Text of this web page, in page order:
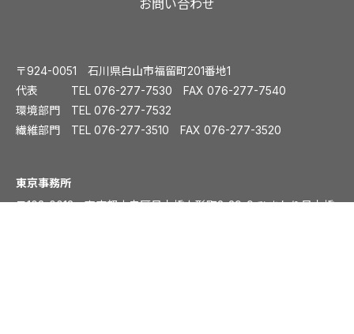
お問い合わせ
〒924-0051 石川県白山市福留町201番地1
代表 TEL 076-277-7530 FAX 076-277-7540
環境部門 TEL 076-277-7532
繊維部門 TEL 076-277-3510 FAX 076-277-3520
️東京事務所
〒103-0013 東京都中央区日本橋人形町2-29-9 ひまわり日本橋